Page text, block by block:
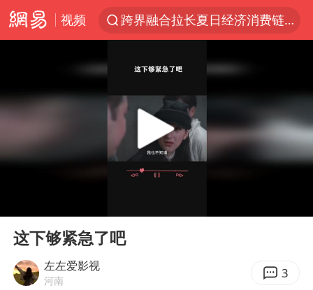
视频
跨界融合拉长夏日经济消费链条
“伊斯兰版北约”出现
2026年7月份居民消费价格同比上涨0.5%
“白海豚”最新位置公布
上海大部迎大暴雨
白海豚在海上打了个结
Play
这下够紧急了吧
左左爱影视
河南 3